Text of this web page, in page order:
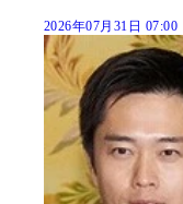
2026年07月31日 07:00